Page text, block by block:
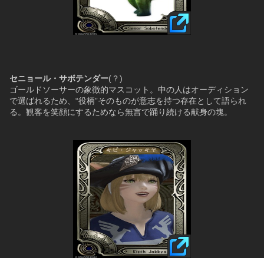
セニョール・サボテンダー(？)
ゴールドソーサーの象徴的マスコット。中の人はオーディション
で選ばれるため、“役柄”そのものが意志を持つ存在として語られ
る。観客を笑顔にするためなら無言で踊り続ける献身の塊。